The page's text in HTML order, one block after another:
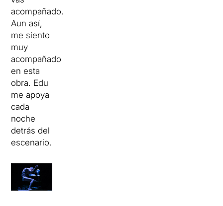
acompañado.
Aun así,
me siento
muy
acompañado
en esta
obra. Edu
me apoya
cada
noche
detrás del
escenario.